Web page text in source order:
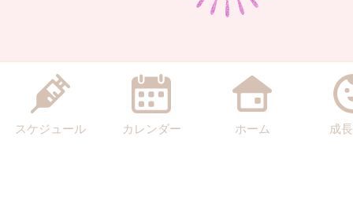
スケジュール カレンダー ホーム 成